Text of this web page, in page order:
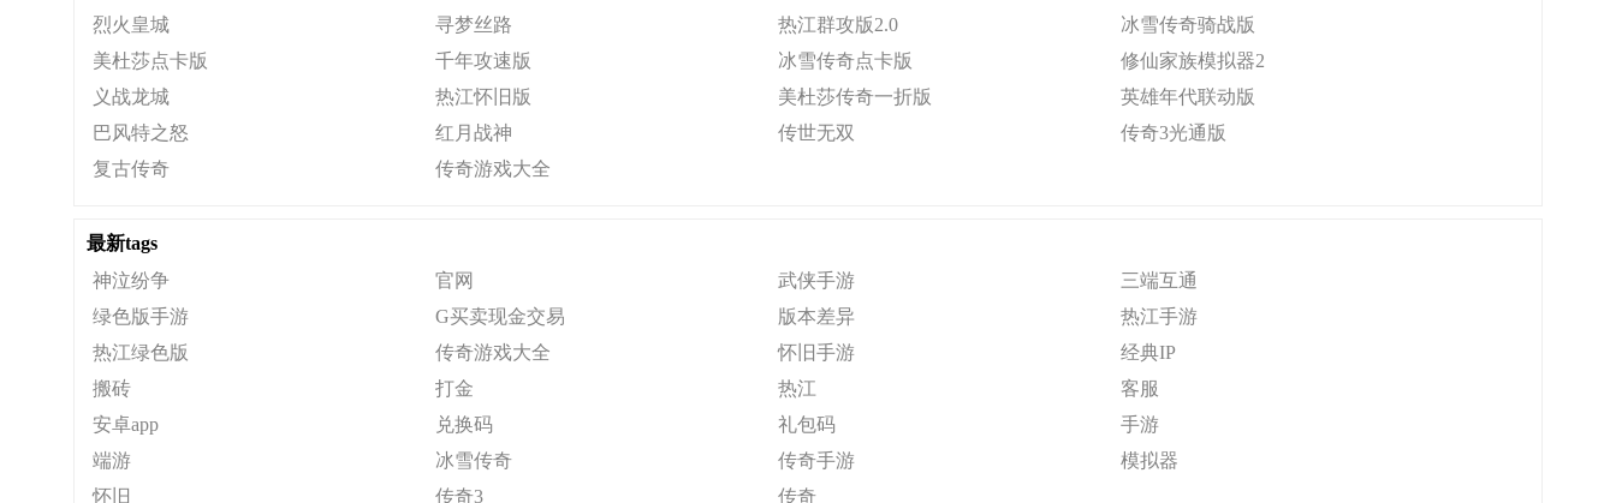
烈火皇城
寻梦丝路 热江群攻版2.0
冰雪传奇骑战版
美杜莎点卡版
千年攻速版 冰雪传奇点卡版
修仙家族模拟器2
义战龙城
热江怀旧版 美杜莎传奇一折版
英雄年代联动版
巴风特之怒
红月战神 传世无双
传奇3光通版
复古传奇
传奇游戏大全
最新tags
神泣纷争
官网 武侠手游
三端互通
绿色版手游
G买卖现金交易 版本差异
热江手游
热江绿色版
传奇游戏大全 怀旧手游
经典IP
搬砖
打金 热江
客服
安卓app
兑换码 礼包码
手游
端游
冰雪传奇 传奇手游
模拟器
怀旧
传奇3 传奇